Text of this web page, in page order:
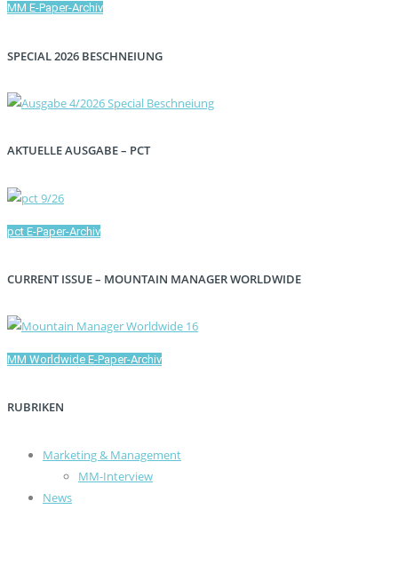
MM E-Paper-Archiv
SPECIAL 2026 BESCHNEIUNG
AKTUELLE AUSGABE – PCT
pct E-Paper-Archiv
CURRENT ISSUE – MOUNTAIN MANAGER WORLDWIDE
MM Worldwide E-Paper-Archiv
RUBRIKEN
Marketing & Management
MM-Interview
News